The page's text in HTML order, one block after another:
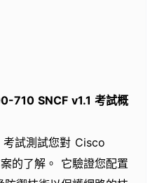
710 SNCF v1.1 考試概
試測試您對 Cisco
的了解。 它驗證您配置